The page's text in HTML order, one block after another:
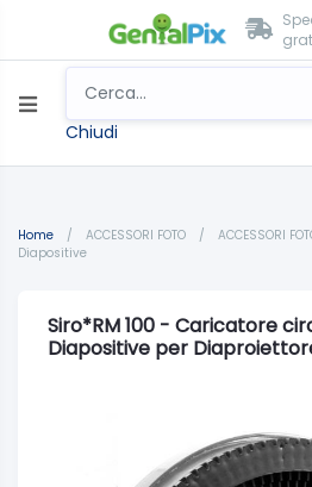
Chiudi
Home / ACCESSORI FOTO / ACCESSORI
Diapositive
Siro*RM 100 - Caricatore
Diapositive per